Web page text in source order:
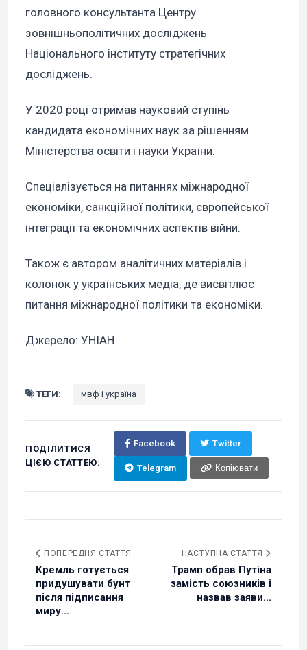
головного консультанта Центру
зовнішньополітичних досліджень
Національного інституту стратегічних
досліджень.
У 2020 році отримав науковий ступінь
кандидата економічних наук за рішенням
Міністерства освіти і науки України.
Спеціалізується на питаннях міжнародної
економіки, санкційної політики, європейської
інтеграції та економічних аспектів війни.
Також є автором аналітичних матеріалів і
колонок у українських медіа, де висвітлює
питання міжнародної політики та економіки.
Джерело: УНІАН
ТЕГИ: мвф і україна
ПОДІЛИТИСЯ
ЦІЄЮ СТАТТЕЮ:
Facebook Twitter
Telegram Копіювати
ПОПЕРЕДНЯ СТАТТЯ
Кремль готується
придушувати бунт
після підписання
миру...
НАСТУПНА СТАТТЯ
Трамп обрав Путіна
замість союзників і
назвав заяви...